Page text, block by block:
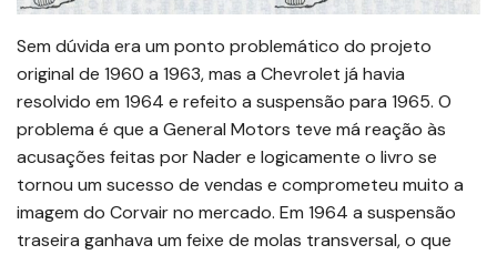
Sem dúvida era um ponto problemático do projeto
original de 1960 a 1963, mas a Chevrolet já havia
resolvido em 1964 e refeito a suspensão para 1965. O
problema é que a General Motors teve má reação às
acusações feitas por Nader e logicamente o livro se
tornou um sucesso de vendas e comprometeu muito a
imagem do Corvair no mercado. Em 1964 a suspensão
traseira ganhava um feixe de molas transversal, o que